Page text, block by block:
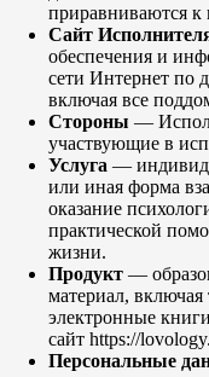
приравниваются к
Сайт
обеспечения и
сети Интернет по
включая все
Стороны —
участвующие в
Услуга —
или иная форма
оказание
практической
жизни.
Продукт —
материал,
электронные
сайт https://
Персональные